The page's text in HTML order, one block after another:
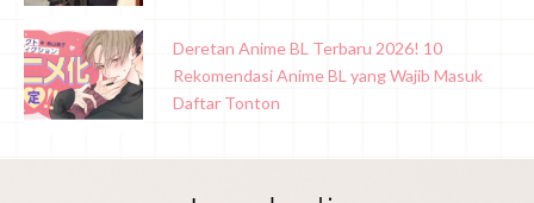
Deretan Anime BL Terbaru 2026! 10
Rekomendasi Anime BL yang Wajib Masuk
Daftar Tonton